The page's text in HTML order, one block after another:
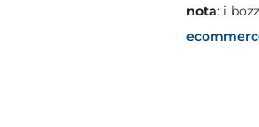
nota: i